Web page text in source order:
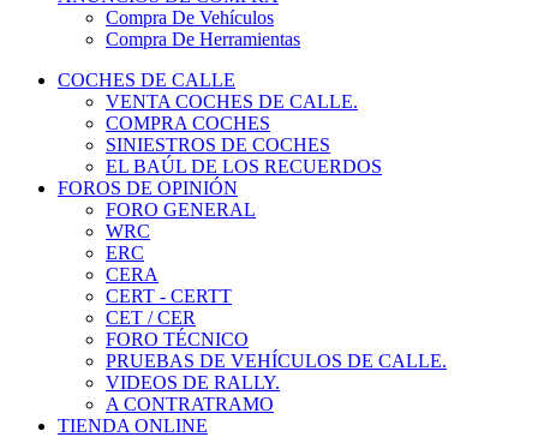
Compra De Vehículos
Compra De Herramientas
COCHES DE CALLE
VENTA COCHES DE CALLE.
COMPRA COCHES
SINIESTROS DE COCHES
EL BAÚL DE LOS RECUERDOS
FOROS DE OPINIÓN
FORO GENERAL
WRC
ERC
CERA
CERT - CERTT
CET / CER
FORO TÉCNICO
PRUEBAS DE VEHÍCULOS DE CALLE.
VIDEOS DE RALLY.
A CONTRATRAMO
TIENDA ONLINE